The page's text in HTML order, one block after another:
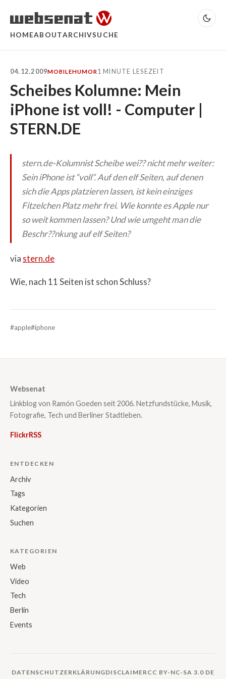
HOMEABOUTARCHIVSUCHE
04.12.2009MOBILEHUMOR1 MINUTE LESEZEIT
Scheibes Kolumne: Mein
iPhone ist voll! - Computer |
STERN.DE
stern.de-Kolumnist Scheibe wei?? nicht mehr weiter:
Sein iPhone ist “voll”. Auf den elf Seiten, auf denen
sich die Apps platzieren lassen, ist kein einziges
Fitzelchen Platz mehr frei. Wie konnte es Apple nur
so weit kommen lassen? Und wie umgeht man die
Beschr??nkung auf elf Seiten?
via stern.de
Wie, nach 11 Seiten ist schon Schluss?
#apple#iphone
Websenat
Linkblog von Ramón Goeden seit 2006. Netzfundstücke, Musik,
Fotografie, Tech und Berliner Stadtleben.
FlickrRSS
ENTDECKEN
Archiv
Tags
Kategorien
Suchen
KATEGORIEN
Web
Video
Tech
Berlin
Events
DATENSCHUTZERKLÄRUNGDISCLAIMERCC BY-NC-SA 3.0 DE